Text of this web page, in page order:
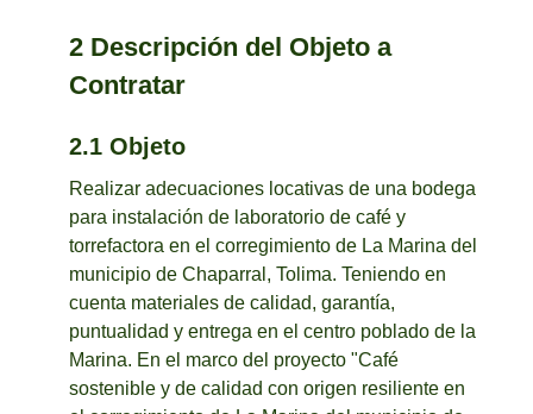
2 Descripción del Objeto a
Contratar
2.1 Objeto
Realizar adecuaciones locativas de una bodega
para instalación de laboratorio de café y
torrefactora en el corregimiento de La Marina del
municipio de Chaparral, Tolima. Teniendo en
cuenta materiales de calidad, garantía,
puntualidad y entrega en el centro poblado de la
Marina. En el marco del proyecto "Café
sostenible y de calidad con origen resiliente en